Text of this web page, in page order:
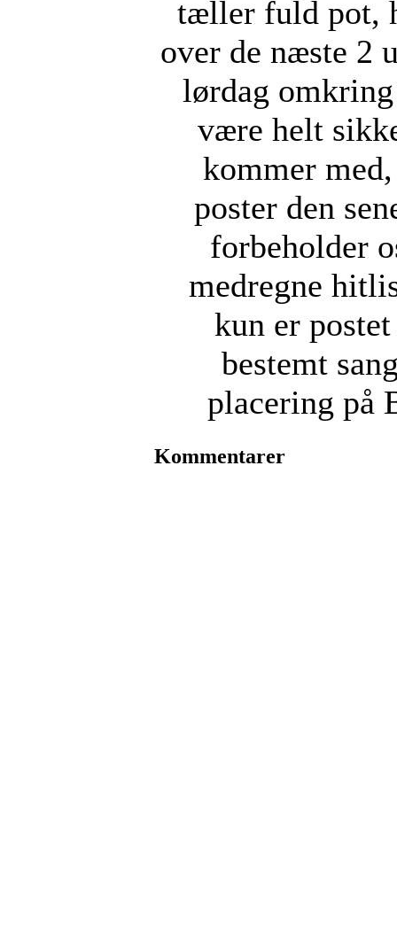
tæller fuld pot,
over de næste 2
lørdag
være helt
kommer
poster den
forbeholder
medregne
kun er
bestemt
placering på
Kommentarer